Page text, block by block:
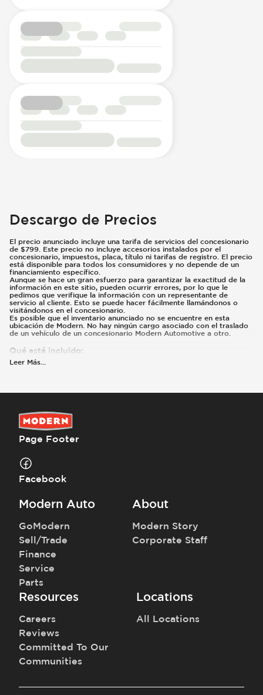
Descargo de Precios
El precio anunciado incluye una tarifa de servicios del concesionario
de $799. Este precio no incluye accesorios instalados por el
concesionario, impuestos, placa, título ni tarifas de registro. El precio
está disponible para todos los consumidores y no depende de un
financiamiento específico.
Aunque se hace un gran esfuerzo para garantizar la exactitud de la
información en este sitio, pueden ocurrir errores, por lo que le
pedimos que verifique la información con un representante de
servicio al cliente. Esto se puede hacer fácilmente llamándonos o
visitándonos en el concesionario.
Es posible que el inventario anunciado no se encuentre en esta
ubicación de Modern. No hay ningún cargo asociado con el traslado
de un vehículo de un concesionario Modern Automotive a otro.
Qué está incluido:
Los precios anunciados incluyen las opciones instaladas de fábrica, el
MSRP, los costos de transporte de fábrica y los reembolsos e
Los precios y pagos no incluyen impuestos, placas, título ni registro.
La mayoría de los vehículos vienen equipados con el Paquete de
Cuidado Moderno ($1,495). Comuníquese con nosotros para obtener
detalles sobre este vehículo en específico.
Leer Más
Page Footer
Facebook
Modern Auto
GoModern
Sell/Trade
Finance
Service
Parts
About
Modern Story
Corporate Staff
Resources
Careers
Reviews
Committed To Our
Communities
Locations
All Locations